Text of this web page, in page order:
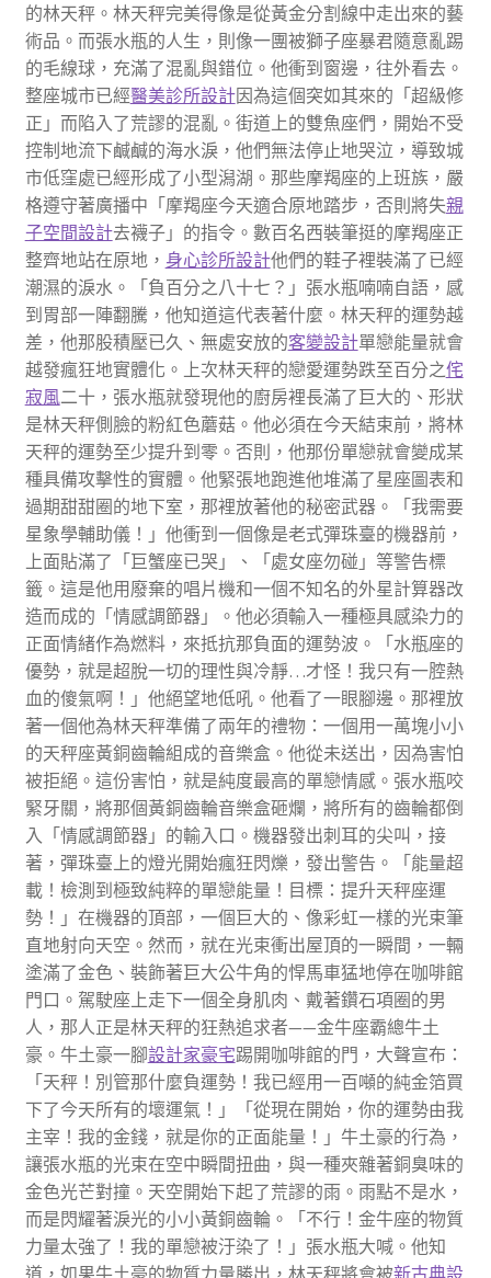
的林天秤。林天秤完美得像是從黃金分割線中走出來的藝
術品。而張水瓶的人生，則像一團被獅子座暴君隨意亂踢
的毛線球，充滿了混亂與錯位。他衝到窗邊，往外看去。
整座城市已經醫美診所設計因為這個突如其來的「超級修
正」而陷入了荒謬的混亂。街道上的雙魚座們，開始不受
控制地流下鹹鹹的海水淚，他們無法停止地哭泣，導致城
市低窪處已經形成了小型潟湖。那些摩羯座的上班族，嚴
格遵守著廣播中「摩羯座今天適合原地踏步，否則將失親
子空間設計去襪子」的指令。數百名西裝筆挺的摩羯座正
整齊地站在原地， 身心診所設計他們的鞋子裡裝滿了已經
潮濕的淚水。「負百分之八十七？」張水瓶喃喃自語，感
到胃部一陣翻騰，他知道這代表著什麼。林天秤的運勢越
差，他那股積壓已久、無處安放的客變設計單戀能量就會
越發瘋狂地實體化。上次林天秤的戀愛運勢跌至百分之侘
寂風二十，張水瓶就發現他的廚房裡長滿了巨大的、形狀
是林天秤側臉的粉紅色蘑菇。他必須在今天結束前，將林
天秤的運勢至少提升到零。否則，他那份單戀就會變成某
種具備攻擊性的實體。他緊張地跑進他堆滿了星座圖表和
過期甜甜圈的地下室，那裡放著他的秘密武器。「我需要
星象學輔助儀！」他衝到一個像是老式彈珠臺的機器前，
上面貼滿了「巨蟹座已哭」、「處女座勿碰」等警告標
籤。這是他用廢棄的唱片機和一個不知名的外星計算器改
造而成的「情感調節器」。他必須輸入一種極具感染力的
正面情緒作為燃料，來抵抗那負面的運勢波。「水瓶座的
優勢，就是超脫一切的理性與冷靜…才怪！我只有一腔熱
血的傻氣啊！」他絕望地低吼。他看了一眼腳邊。那裡放
著一個他為林天秤準備了兩年的禮物：一個用一萬塊小小
的天秤座黃銅齒輪組成的音樂盒。他從未送出，因為害怕
被拒絕。這份害怕，就是純度最高的單戀情感。張水瓶咬
緊牙關，將那個黃銅齒輪音樂盒砸爛，將所有的齒輪都倒
入「情感調節器」的輸入口。機器發出刺耳的尖叫，接
著，彈珠臺上的燈光開始瘋狂閃爍，發出警告。「能量超
載！檢測到極致純粹的單戀能量！目標：提升天秤座運
勢！」在機器的頂部，一個巨大的、像彩虹一樣的光束筆
直地射向天空。然而，就在光束衝出屋頂的一瞬間，一輛
塗滿了金色、裝飾著巨大公牛角的悍馬車猛地停在咖啡館
門口。駕駛座上走下一個全身肌肉、戴著鑽石項圈的男
人，那人正是林天秤的狂熱追求者——金牛座霸總牛土
豪。牛土豪一腳設計家豪宅踢開咖啡館的門，大聲宣布：
「天秤！別管那什麼負運勢！我已經用一百噸的純金箔買
下了今天所有的壞運氣！」「從現在開始，你的運勢由我
主宰！我的金錢，就是你的正面能量！」牛土豪的行為，
讓張水瓶的光束在空中瞬間扭曲，與一種夾雜著銅臭味的
金色光芒對撞。天空開始下起了荒謬的雨。雨點不是水，
而是閃耀著淚光的小小黃銅齒輪。「不行！金牛座的物質
力量太強了！我的單戀被汙染了！」張水瓶大喊。他知
道，如果牛土豪的物質力量勝出，林天秤將會被新古典設